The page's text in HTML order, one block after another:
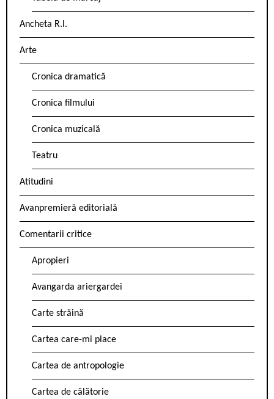
Ancheta R.l.
Arte
Cronica dramatică
Cronica filmului
Cronica muzicală
Teatru
Atitudini
Avanpremieră editorială
Comentarii critice
Apropieri
Avangarda ariergardei
Carte străină
Cartea care-mi place
Cartea de antropologie
Cartea de călătorie